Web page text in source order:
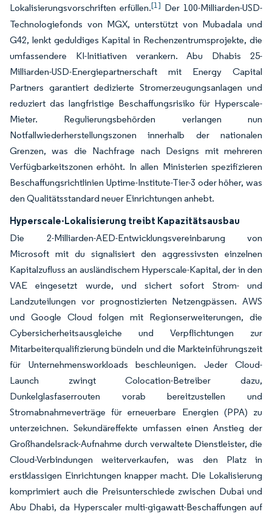
Lokalisierungsvorschriften erfüllen.[1] Der 100-Milliarden-USD-
Technologiefonds von MGX, unterstützt von Mubadala und
G42, lenkt geduldiges Kapital in Rechenzentrumsprojekte, die
umfassendere KI-Initiativen verankern. Abu Dhabis 25-
Milliarden-USD-Energiepartnerschaft mit Energy Capital
Partners garantiert dedizierte Stromerzeugungsanlagen und
reduziert das langfristige Beschaffungsrisiko für Hyperscale-
Mieter. Regulierungsbehörden verlangen nun
Notfallwiederherstellungszonen innerhalb der nationalen
Grenzen, was die Nachfrage nach Designs mit mehreren
Verfügbarkeitszonen erhöht. In allen Ministerien spezifizieren
Beschaffungsrichtlinien Uptime-Institute-Tier-3 oder höher, was
den Qualitätsstandard neuer Einrichtungen anhebt.
Hyperscale-Lokalisierung treibt Kapazitätsausbau
Die 2-Milliarden-AED-Entwicklungsvereinbarung von
Microsoft mit du signalisiert den aggressivsten einzelnen
Kapitalzufluss an ausländischem Hyperscale-Kapital, der in den
VAE eingesetzt wurde, und sichert sofort Strom- und
Landzuteilungen vor prognostizierten Netzengpässen. AWS
und Google Cloud folgen mit Regionserweiterungen, die
Cybersicherheitsausgleiche und Verpflichtungen zur
Mitarbeiterqualifizierung bündeln und die Markteinführungszeit
für Unternehmensworkloads beschleunigen. Jeder Cloud-
Launch zwingt Colocation-Betreiber dazu,
Dunkelglasfaserrouten vorab bereitzustellen und
Stromabnahmeverträge für erneuerbare Energien (PPA) zu
unterzeichnen. Sekundäreffekte umfassen einen Anstieg der
Großhandelsrack-Aufnahme durch verwaltete Dienstleister, die
Cloud-Verbindungen weiterverkaufen, was den Platz in
erstklassigen Einrichtungen knapper macht. Die Lokalisierung
komprimiert auch die Preisunterschiede zwischen Dubai und
Abu Dhabi, da Hyperscaler multi-gigawatt-Beschaffungen auf